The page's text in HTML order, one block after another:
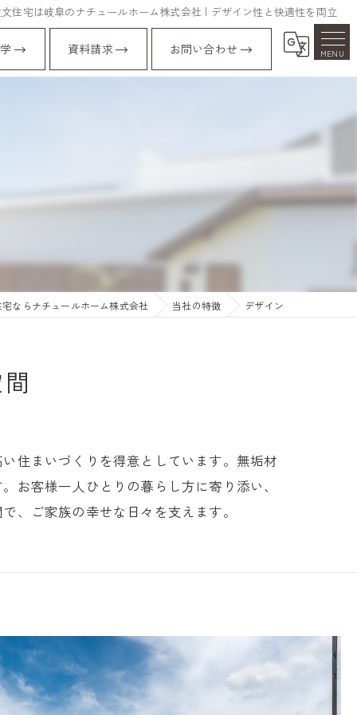
住宅は岐阜のナチュールホーム株式会社 | デザイン性と快適性を両立
資料請求 お問い合わせ
ならナチュールホーム株式会社 当社の特徴 デザイン
住まいづくりを得意としています。無垢材
お客様一人ひとりの暮らし方に寄り添い、
、ご家族の幸せな日々を支えます。